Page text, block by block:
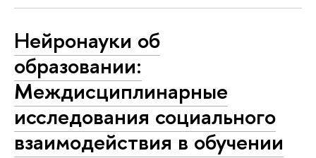
Нейронауки об
образовании:
Междисциплинарные
исследования социального
взаимодействия в обучении